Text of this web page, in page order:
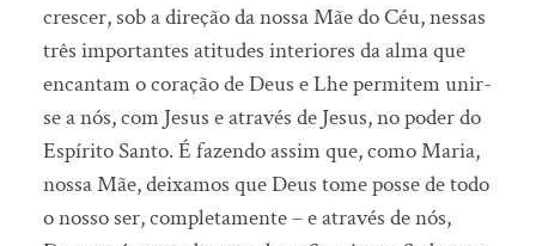
crescer, sob a direção da nossa Mãe do Céu, nessas
três importantes atitudes interiores da alma que
encantam o coração de Deus e Lhe permitem unir-
se a nós, com Jesus e através de Jesus, no poder do
Espírito Santo. É fazendo assim que, como Maria,
nossa Mãe, deixamos que Deus tome posse de todo
o nosso ser, completamente – e através de nós,